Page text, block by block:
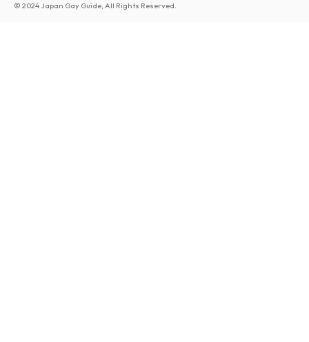
© 2024 Japan Gay Guide, All Rights Reserved.